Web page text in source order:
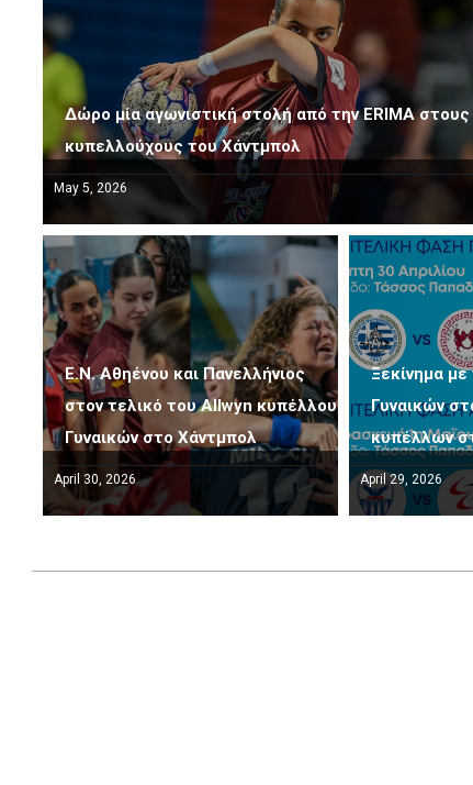
Δώρο μία αγωνιστική στολή από την ERIMA στους
κυπελλούχους του Χάντμπολ
May 5, 2026
Ε.Ν. Αθηένου και Πανελλήνιος
στον τελικό του Allwyn κυπέλλου
Γυναικών στο Χάντμπολ
April 30, 2026
Ξεκίνημα
Γυναικών
κυπέλλων
April 29, 2026